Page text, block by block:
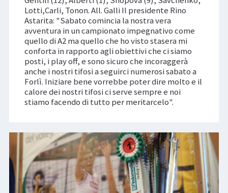
Lotti,Carli, Tonon. All. Galli Il presidente Rino
Astarita: "Sabato comincia la nostra vera
avventura in un campionato impegnativo come
quello di A2 ma quello che ho visto stasera mi
conforta in rapporto agli obiettivi che ci siamo
posti, i play off, e sono sicuro che incoraggerà
anche i nostri tifosi a seguirci numerosi sabato a
Forlì. Iniziare bene vorrebbe poter dire molto e il
calore dei nostri tifosi ci serve sempre e noi
stiamo facendo di tutto per meritarcelo".